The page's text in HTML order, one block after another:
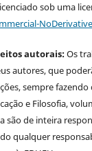
sob uma
autorais:Os
autores, que
sempre
e Filosofia,
são de inteira
qualquer